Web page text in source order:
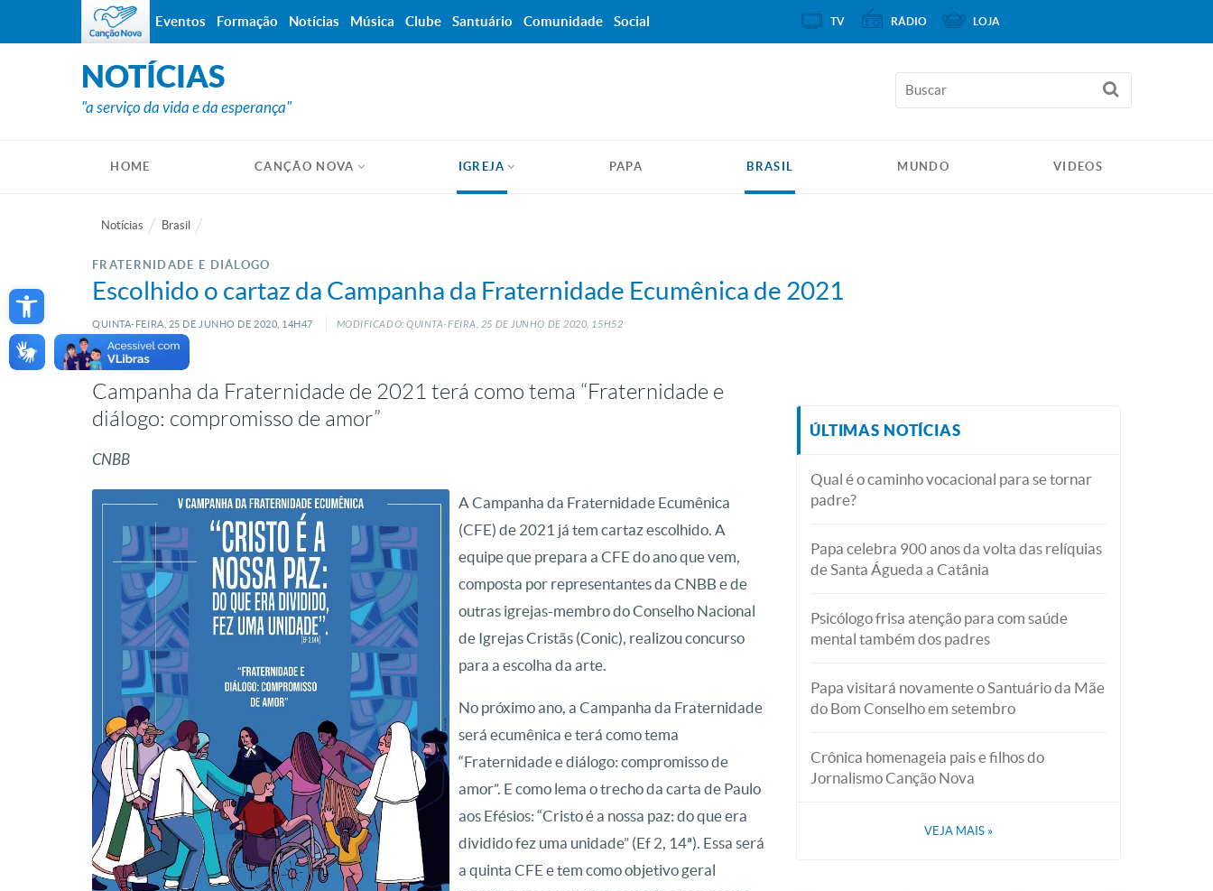
Open toolbar
NOTÍCIAS
"a serviço da vida e da esperança"
HOME CANÇÃO NOVA IGREJA PAPA BRASIL MUNDO VIDEOS
Notícias Brasil
FRATERNIDADE E DIÁLOGO
Escolhido o cartaz da Campanha da Fraternidade Ecumênica de 2021
QUINTA-FEIRA, 25 DE JUNHO DE 2020, 14H47 MODIFICADO: QUINTA-FEIRA, 25 DEJUNHO DE2020, 15H52
Campanha da Fraternidade de 2021 terá como tema “Fraternidade e
diálogo: compromisso de amor”
CNBB
A Campanha da Fraternidade Ecumênica
(CFE) de 2021 já tem cartaz escolhido. A
equipe que prepara a CFE do ano que vem,
composta por representantes da CNBB e de
outras igrejas-membro do Conselho Nacional
de Igrejas Cristãs (Conic), realizou concurso
para a escolha da arte.
No próximo ano, a Campanha da Fraternidade
será ecumênica e terá como tema
“Fraternidade e diálogo: compromisso de
amor”. E como lema o trecho da carta de Paulo
aos Efésios: “Cristo é a nossa paz: do que era
dividido fez uma unidade” (Ef 2, 14ª). Essa será
a quinta CFE e tem como objetivo geral
ÚLTIMAS NOTÍCIAS
Qual é o caminho vocacional para se tornar
padre?
Papa celebra 900 anos da volta das relíquias
de Santa Águeda a Catânia
Psicólogo frisa atenção para com saúde
mental também dos padres
Papa visitará novamente o Santuário da Mãe
do Bom Conselho em setembro
Crônica homenageia pais e filhos do
Jornalismo Canção Nova
VEJA MAIS »
Eventos Formação Notícias Música Clube Santuário Comunidade Social TV RÁDIO LOJA